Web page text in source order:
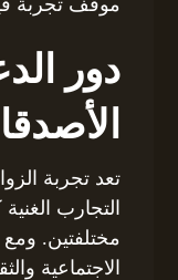
دور
تعد تجربة
التجارب
مختلفتين.
الاجتماعية